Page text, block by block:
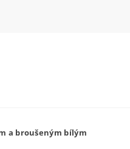
a broušeným bílým